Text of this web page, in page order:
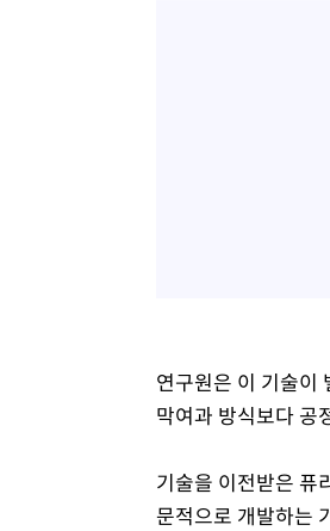
연구원은 이 기술이
막여과 방식보다 공
기술을 이전받은 퓨
문적으로 개발하는